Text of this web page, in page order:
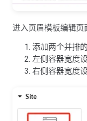
进入页眉模板编辑页
添加两个并排
左侧容器宽度
右侧容器宽度